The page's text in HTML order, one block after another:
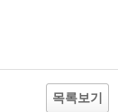
목록보기